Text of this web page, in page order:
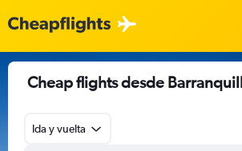
Cheap flights desde
Ida y vuelta